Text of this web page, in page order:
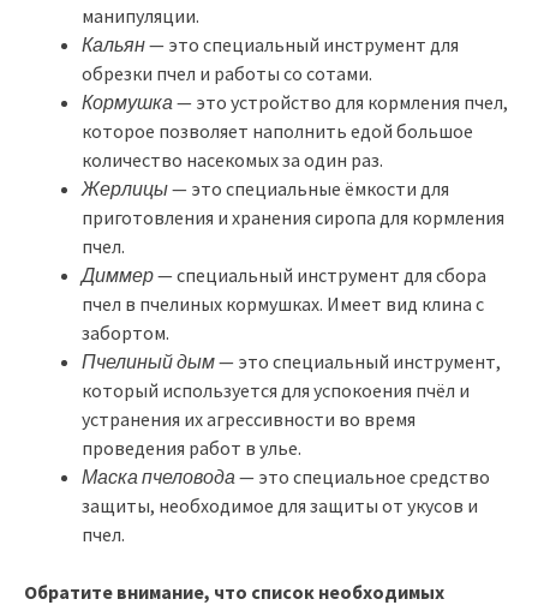
манипуляции.
Кальян— это специальный инструмент для
обрезки пчел и работы со сотами.
Кормушка — это устройство для кормления пчел,
которое позволяет наполнить едой большое
количество насекомых за один раз.
Жерлицы— это специальные ёмкости для
приготовления и хранения сиропа для кормления
пчел.
Диммер— специальный инструмент для сбора
пчел в пчелиных кормушках. Имеет вид клина с
забортом.
Пчелиный дым— это специальный инструмент,
который используется для успокоения пчёл и
устранения их агрессивности во время
проведения работ в улье.
Маска пчеловода — это специальное средство
защиты, необходимое для защиты от укусов и
пчел.
Обратите внимание, что список необходимых